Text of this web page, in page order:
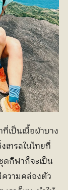
ที่เป็นเนื้อผ้าบาง
เทรลในไทยที่
ดกีฬาก็จะเป็น
ความคล่องตัว